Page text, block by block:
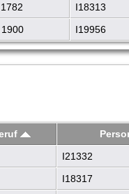
I18313
I19956
I21332
I18317